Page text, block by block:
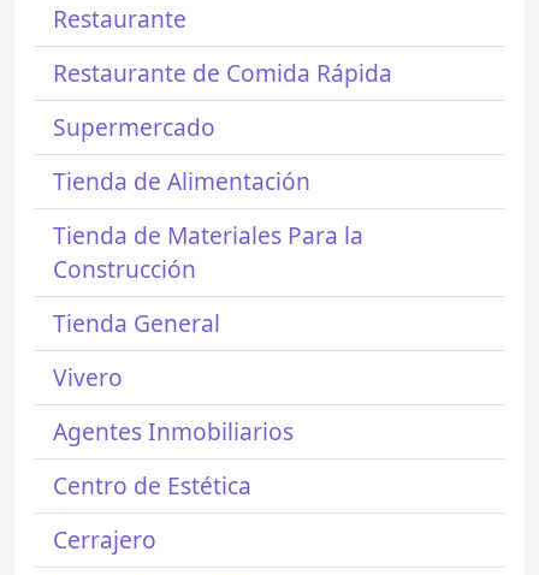
Restaurante
Restaurante de Comida Rápida
Supermercado
Tienda de Alimentación
Tienda de Materiales Para la
Construcción
Tienda General
Vivero
Agentes Inmobiliarios
Centro de Estética
Cerrajero